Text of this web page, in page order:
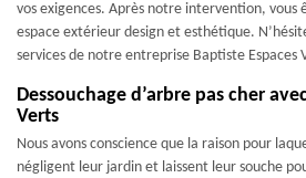
vos exigences. Après notre intervention, vous
espace extérieur design et esthétique.
services de notre entreprise Baptiste Espaces
Dessouchage d’arbre pas cher
Verts
Nous avons conscience que la raison pour
négligent leur jardin et laissent leur souche